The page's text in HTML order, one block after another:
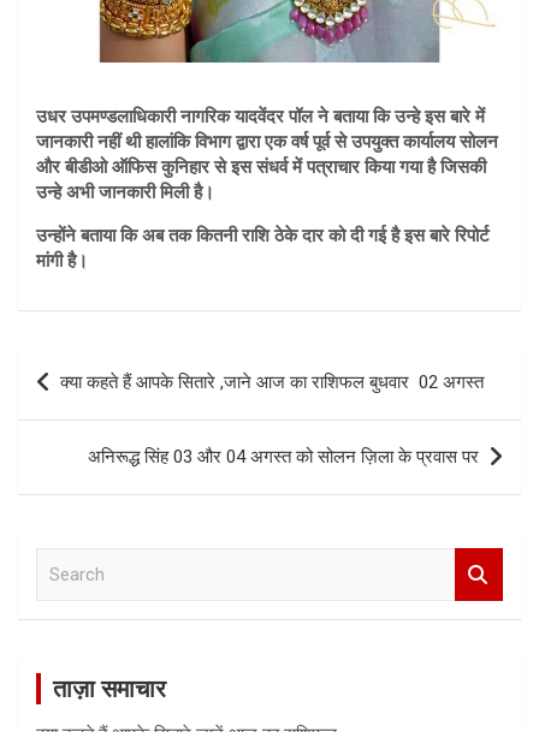
उधर उपमण्डलाधिकारी नागरिक यादवेंदर पॉल ने बताया कि उन्हे इस बारे में
जानकारी नहीं थी हालांकि विभाग द्वारा एक वर्ष पूर्व से उपयुक्त कार्यालय सोलन
और बीडीओ ऑफिस कुनिहार से इस संधर्व में पत्राचार किया गया है जिसकी
उन्हे अभी जानकारी मिली है।
उन्होंने बताया कि अब तक कितनी राशि ठेके दार को दी गई है इस बारे रिपोर्ट
मांगी है।
Post
navigation
क्या कहते हैं आपके सितारे ,जाने आज का राशिफल बुधवार 02 अगस्त
अनिरूद्ध सिंह 03 और 04 अगस्त को सोलन ज़िला के प्रवास पर
ताज़ा समाचार